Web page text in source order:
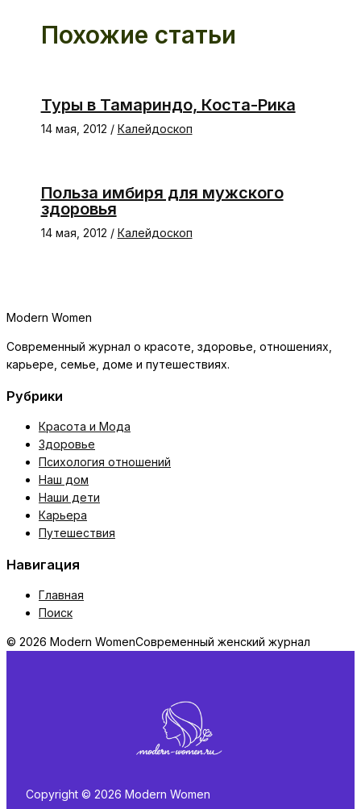
Похожие статьи
Туры в Тамариндо, Коста-Рика
14 мая, 2012 / Калейдоскоп
Польза имбиря для мужского
здоровья
14 мая, 2012 / Калейдоскоп
Modern Women
Современный журнал о красоте, здоровье, отношениях,
карьере, семье, доме и путешествиях.
Рубрики
Красота и Мода
Здоровье
Психология отношений
Наш дом
Наши дети
Карьера
Путешествия
Навигация
Главная
Поиск
© 2026 Modern WomenСовременный женский журнал
Copyright © 2026 Modern Women